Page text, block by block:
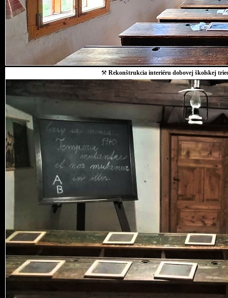
⚒ Rekonštrukcia interiéru dobovej školskej